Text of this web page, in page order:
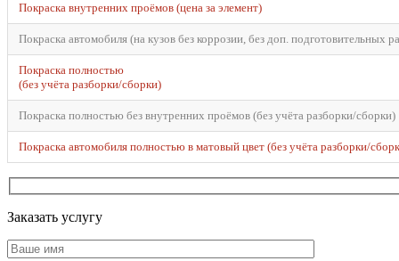
Покраска внутренних проёмов (цена за элемент)
Покраска автомобиля (на кузов без коррозии, без доп. подготовительных
Покраска полностью
(без учёта разборки/сборки)
Покраска полностью без внутренних проёмов (без учёта разборки/сборки)
Покраска автомобиля полностью в матовый цвет (без учёта разборки/
Заказать услугу